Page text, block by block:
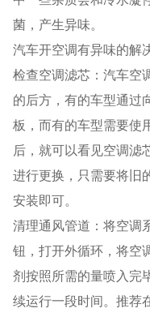
菌，产生异味。
汽车开空调有异味的解
检查空调滤芯：汽车空
的后方，有的车型通过
板，而有的车型需要使
后，就可以看见空调滤
进行更换，只需要将旧
安装即可。
清理通风管道：将空调
钮，打开外循环，将空
剂按照所需的量喷入完
续运行一段时间。推荐